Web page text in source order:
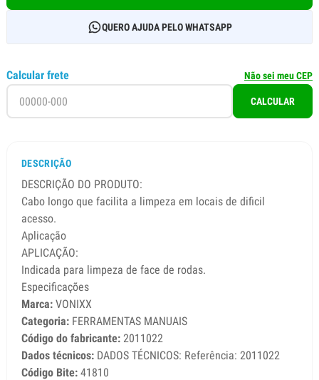
QUERO AJUDA PELO WHATSAPP
Calcular frete Não sei meu CEP
CALCULAR
DESCRIÇÃO
DESCRIÇÃO DO PRODUTO:
Cabo longo que facilita a limpeza em locais de dificil
acesso.
Aplicação
APLICAÇÃO:
Indicada para limpeza de face de rodas.
Especificações
Marca: VONIXX
Categoria: FERRAMENTAS MANUAIS
Código do fabricante: 2011022
Dados técnicos: DADOS TÉCNICOS: Referência: 2011022
Código Bite: 41810